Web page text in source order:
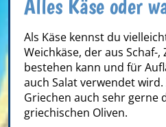
Alles Käse oder
Als Käse kennst du
Weichkäse, der aus Schaf-
bestehen kann und für
auch Salat verwendet
Griechen auch sehr gerne
griechischen Oliven.